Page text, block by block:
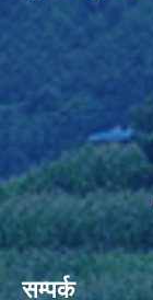
सम्पर्क